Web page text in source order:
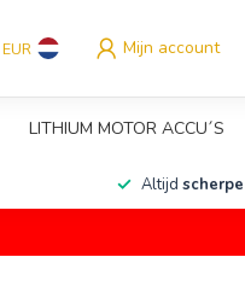
EUR Mijn account
LITHIUM MOTOR ACCU´S
Altijd